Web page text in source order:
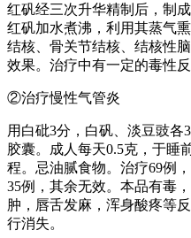
红矾经三次升华精制后，制
红矾加水煮沸，利用其蒸气
结核、骨关节结核、结核性
效果。治疗中有一定的毒性反
②治疗慢性气管炎
用白砒3分，白矾、淡豆豉
胶囊。成人每天0.5克，于睡
程。忌油腻食物。治疗69例
35例，其余无效。本品有毒
肿，唇舌发麻，浑身酸疼等
行消失。